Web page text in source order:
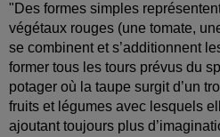
"Des formes simples
végétaux rouges (une tomate,
se combinent et s’additionnent
former tous les tours prévus du
potager où la taupe surgit d’un
fruits et légumes avec lesquels
ajoutant toujours plus